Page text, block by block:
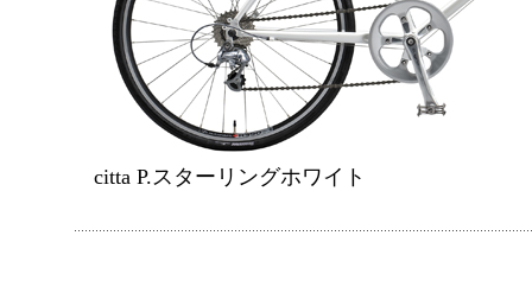
citta P.スターリングホワイト